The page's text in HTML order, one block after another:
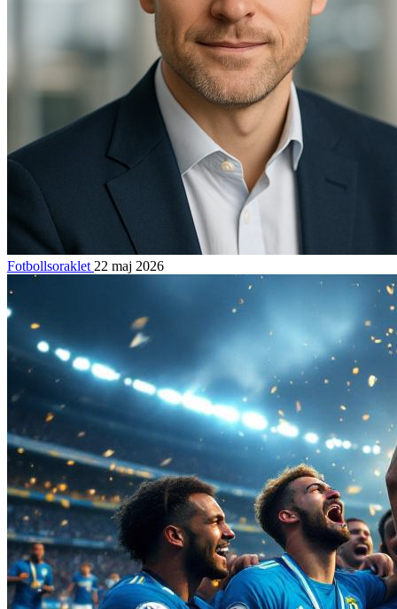
Fotbollsoraklet 22 maj 2026